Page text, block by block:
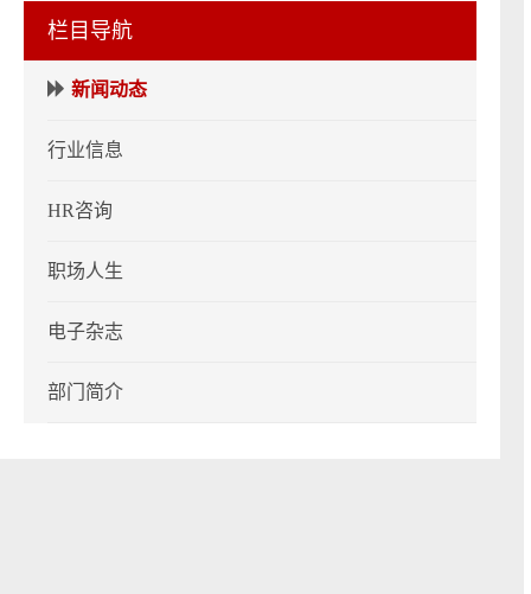
栏目导航
新闻动态
行业信息
HR咨询
职场人生
电子杂志
部门简介